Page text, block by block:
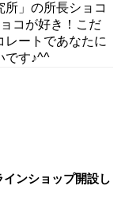
所」の所長ショコ
コが好き！こだ
レートであなたに
です♪^^
インショップ開設し